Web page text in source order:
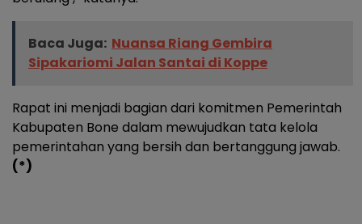
Baca Juga: Nuansa Riang Gembira
Sipakariomi Jalan Santai di Koppe
Rapat ini menjadi bagian dari komitmen Pemerintah
Kabupaten Bone dalam mewujudkan tata kelola
pemerintahan yang bersih dan bertanggung jawab.
(*)